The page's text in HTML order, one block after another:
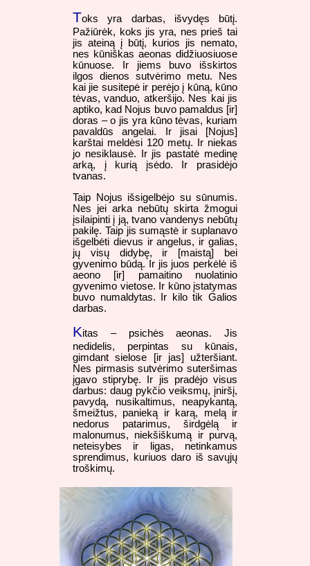
Toks yra darbas, išvydęs būtį.
Pažiūrėk, koks jis yra, nes prieš tai
jis ateiną į būtį, kurios jis nemato,
nes kūniškas aeonas didžiuosiuose
kūnuose. Ir jiems buvo išskirtos
ilgos dienos sutvėrimo metu. Nes
kai jie susitepė ir perėjo į kūną, kūno
tėvas, vanduo, atkeršijo. Nes kai jis
aptiko, kad Nojus buvo pamaldus [ir]
doras – o jis yra kūno tėvas, kuriam
pavaldūs angelai. Ir jisai [Nojus]
karštai meldėsi 120 metų. Ir niekas
jo nesiklausė. Ir jis pastatė medinę
arką, į kurią įsėdo. Ir prasidėjo
tvanas.
Taip Nojus išsigelbėjo su sūnumis.
Nes jei arka nebūtų skirta žmogui
įsilaipinti į ją, tvano vandenys nebūtų
pakilę. Taip jis sumąstė ir suplanavo
išgelbėti dievus ir angelus, ir galias,
jų visų didybę, ir [maistą] bei
gyvenimo būdą. Ir jis juos perkėlė iš
aeono [ir] pamaitino nuolatinio
gyvenimo vietose. Ir kūno įstatymas
buvo numaldytas. Ir kilo tik Galios
darbas.
Kitas – psichės aeonas. Jis
nedidelis, perpintas su kūnais,
gimdant sielose [ir jas] užteršiant.
Nes pirmasis sutvėrimo suteršimas
įgavo stiprybę. Ir jis pradėjo visus
darbus: daug pykčio veiksmų, įniršį,
pavydą, nusikaltimus, neapykantą,
šmeižtus, panieką ir karą, melą ir
nedorus patarimus, širdgėlą ir
malonumus, niekšiškumą ir purvą,
neteisybes ir ligas, netinkamus
sprendimus, kuriuos daro iš savųjų
troškimų.